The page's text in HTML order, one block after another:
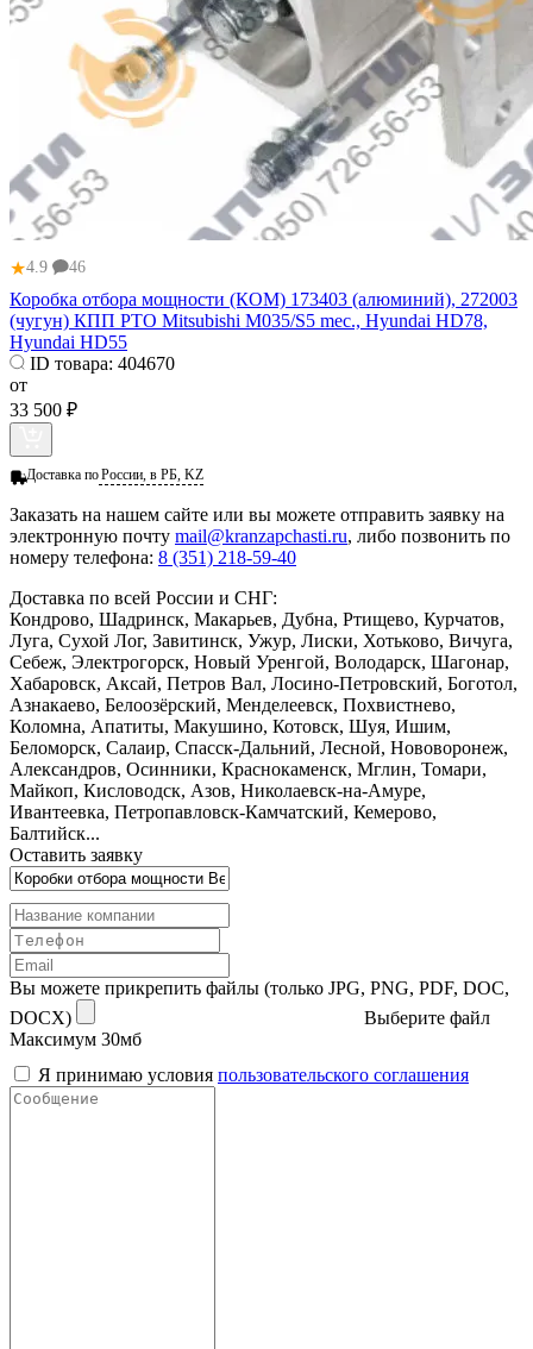
★4.9 46
Коробка отбора мощности (КОМ) 173403 (алюминий), 272003
(чугун) КПП PTO Mitsubishi M035/S5 mec., Hyundai HD78,
Hyundai HD55
ID товара: 404670
от
33 500 ₽
Доставка поРоссии, в РБ, KZ
Заказать на нашем сайте или вы можете отправить заявку на
электронную почту mail@kranzapchasti.ru, либо позвонить по
номеру телефона: 8 (351) 218-59-40
Доставка по всей России и СНГ:
Кондрово, Шадринск, Макарьев, Дубна, Ртищево, Курчатов,
Луга, Сухой Лог, Завитинск, Ужур, Лиски, Хотьково, Вичуга,
Себеж, Электрогорск, Новый Уренгой, Володарск, Шагонар,
Хабаровск, Аксай, Петров Вал, Лосино-Петровский, Боготол,
Азнакаево, Белоозёрский, Менделеевск, Похвистнево,
Коломна, Апатиты, Макушино, Котовск, Шуя, Ишим,
Беломорск, Салаир, Спасск-Дальний, Лесной, Нововоронеж,
Александров, Осинники, Краснокаменск, Мглин, Томари,
Майкоп, Кисловодск, Азов, Николаевск-на-Амуре,
Ивантеевка, Петропавловск-Камчатский, Кемерово,
Балтийск...
Оставить заявку
Вы можете прикрепить файлы (только JPG, PNG, PDF, DOC,
DOCX)
Выберите файл
Максимум 30мб
Я принимаю условия пользовательского соглашения